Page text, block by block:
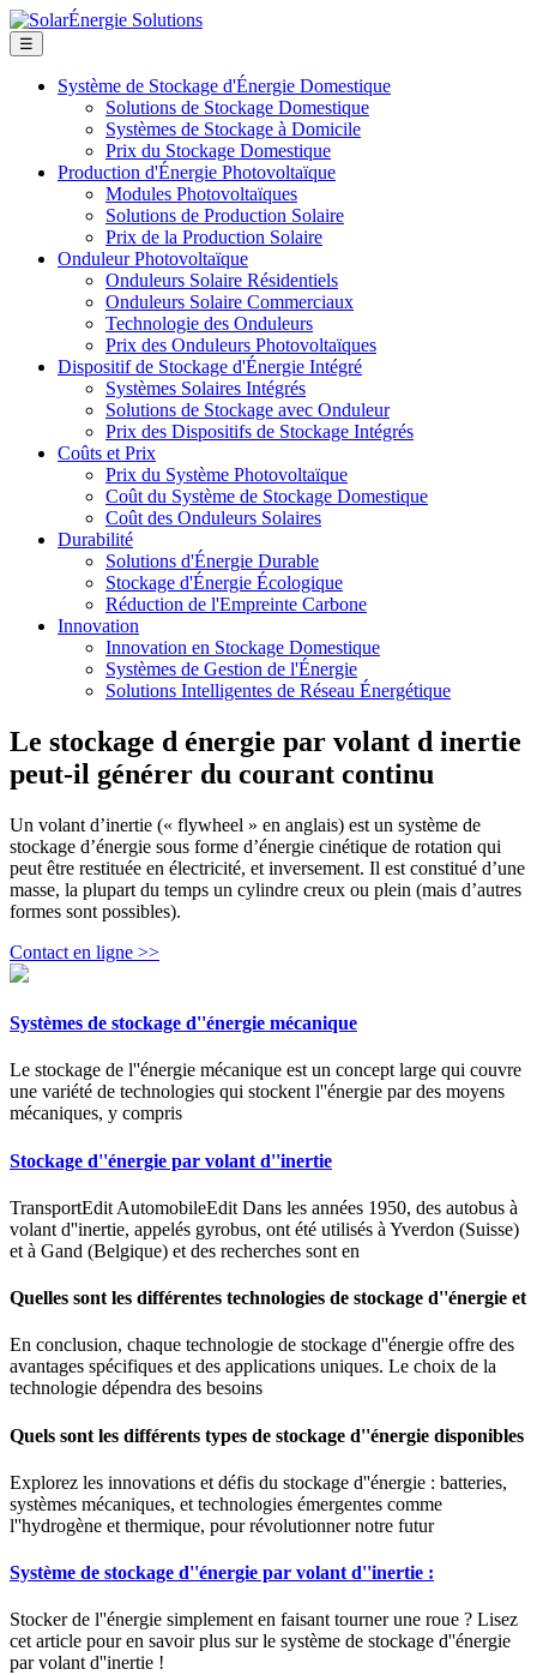
☰
Système de Stockage d'Énergie Domestique
Solutions de Stockage Domestique
Systèmes de Stockage à Domicile
Prix du Stockage Domestique
Production d'Énergie Photovoltaïque
Modules Photovoltaïques
Solutions de Production Solaire
Prix de la Production Solaire
Onduleur Photovoltaïque
Onduleurs Solaire Résidentiels
Onduleurs Solaire Commerciaux
Technologie des Onduleurs
Prix des Onduleurs Photovoltaïques
Dispositif de Stockage d'Énergie Intégré
Systèmes Solaires Intégrés
Solutions de Stockage avec Onduleur
Prix des Dispositifs de Stockage Intégrés
Coûts et Prix
Prix du Système Photovoltaïque
Coût du Système de Stockage Domestique
Coût des Onduleurs Solaires
Durabilité
Solutions d'Énergie Durable
Stockage d'Énergie Écologique
Réduction de l'Empreinte Carbone
Innovation
Innovation en Stockage Domestique
Systèmes de Gestion de l'Énergie
Solutions Intelligentes de Réseau Énergétique
Le stockage d énergie par volant d inertie
peut-il générer du courant continu
Un volant d’inertie (« flywheel » en anglais) est un système de
stockage d’énergie sous forme d’énergie cinétique de rotation qui
peut être restituée en électricité, et inversement. Il est constitué d’une
masse, la plupart du temps un cylindre creux ou plein (mais d’autres
formes sont possibles).
Contact en ligne >>
Systèmes de stockage d''énergie mécanique
Le stockage de l''énergie mécanique est un concept large qui couvre
une variété de technologies qui stockent l''énergie par des moyens
mécaniques, y compris
Stockage d''énergie par volant d''inertie
TransportEdit AutomobileEdit Dans les années 1950, des autobus à
volant d''inertie, appelés gyrobus, ont été utilisés à Yverdon (Suisse)
et à Gand (Belgique) et des recherches sont en
Quelles sont les différentes technologies de stockage d''énergie et
En conclusion, chaque technologie de stockage d''énergie offre des
avantages spécifiques et des applications uniques. Le choix de la
technologie dépendra des besoins
Quels sont les différents types de stockage d''énergie disponibles
Explorez les innovations et défis du stockage d''énergie : batteries,
systèmes mécaniques, et technologies émergentes comme
l''hydrogène et thermique, pour révolutionner notre futur
Système de stockage d''énergie par volant d''inertie :
Stocker de l''énergie simplement en faisant tourner une roue ? Lisez
cet article pour en savoir plus sur le système de stockage d''énergie
par volant d''inertie !